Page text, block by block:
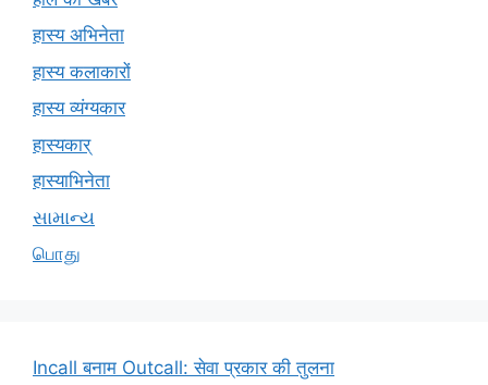
हास्य अभिनेता
हास्य कलाकारों
हास्य व्यंग्यकार
हास्यकार्
हास्याभिनेता
સામાન્ય
பொது
Incall बनाम Outcall: सेवा प्रकार की तुलना